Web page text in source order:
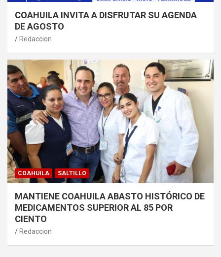
COAHUILA INVITA A DISFRUTAR SU AGENDA
DE AGOSTO
Redaccion
COAHUILA SALTILLO
MANTIENE COAHUILA ABASTO HISTÓRICO DE
MEDICAMENTOS SUPERIOR AL 85 POR
CIENTO
Redaccion